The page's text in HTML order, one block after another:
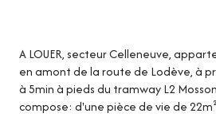
A LOUER, secteur Celleneuve,
en amont de la route de Lodève, à
à 5min à pieds du tramway L2
compose: d'une pièce de vie de